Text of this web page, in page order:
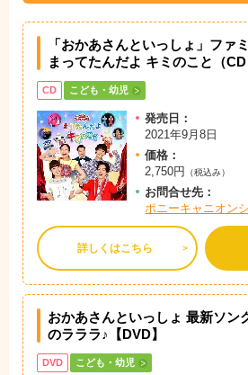
「おかあさんといっしょ」ファ
まってたんだよ キミのこと（CD
CD こども・幼児
発売日：
2021年9月8日
価格：
2,750円
（税込み）
お問合せ先：
ポニーキャニオン
詳しくはこちら
おかあさんといっしょ 最新ソン
のラララ♪【DVD】
DVD こども・幼児